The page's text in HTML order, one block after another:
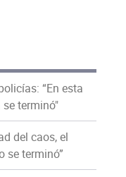
“En esta
terminó"
del caos, el
se terminó”